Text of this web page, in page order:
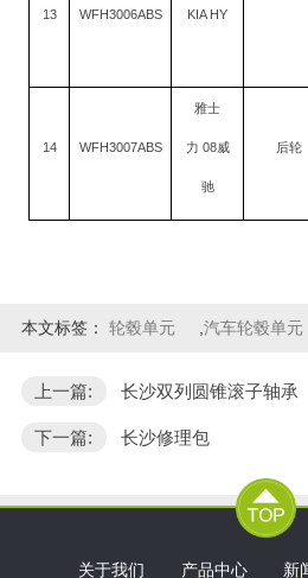
13 WFH3006ABS KIA HY
14 WFH3007ABS
雅士
力 08威
驰
后轮
本文标签： 轮毂单元 ,汽车轮毂单元
上一篇: 长沙双列圆锥滚子轴承
下一篇: 长沙修理包
关于我们 产品中心 新